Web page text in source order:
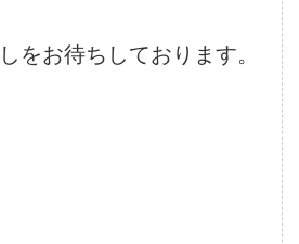
をお待ちしております。